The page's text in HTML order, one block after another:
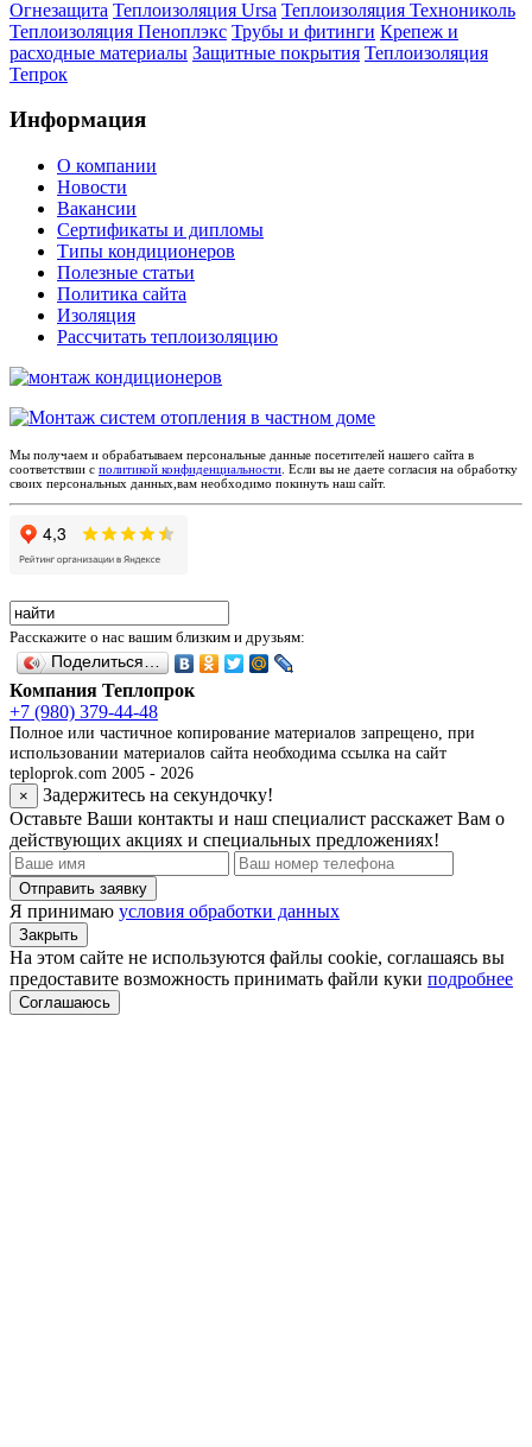
Огнезащита Теплоизоляция Ursa Теплоизоляция Технониколь
Теплоизоляция Пеноплэкс Трубы и фитинги Крепеж и
расходные материалы Защитные покрытия Теплоизоляция
Тепрок
Информация
О компании
Новости
Вакансии
Сертификаты и дипломы
Типы кондиционеров
Полезные статьи
Политика сайта
Изоляция
Рассчитать теплоизоляцию
Мы получаем и обрабатываем персональные данные посетителей нашего сайта в
соответствии с политикой конфиденциальности . Если вы не даете согласия на обработку
своих персональных данных,вам необходимо покинуть наш сайт.
Расскажите о нас вашим близким и друзьям:
Поделиться…
Компания Теплопрок
+7 (980) 379-44-48
Полное или частичное копирование материалов запрещено, при
использовании материалов сайта необходима ссылка на сайт
teploprok.com 2005 - 2026
×
Задержитесь на секундочку!
Оставьте Ваши контакты и наш специалист расскажет Вам о
действующих акциях и специальных предложениях!
Отправить заявку
Я принимаю условия обработки данных
Закрыть
На этом сайте не используются файлы cookie, соглашаясь вы
предоставите возможность принимать файли куки подробнее
Соглашаюсь